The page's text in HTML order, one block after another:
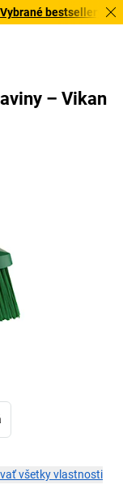
bestsellery
– Vikan
všetky vlastnosti